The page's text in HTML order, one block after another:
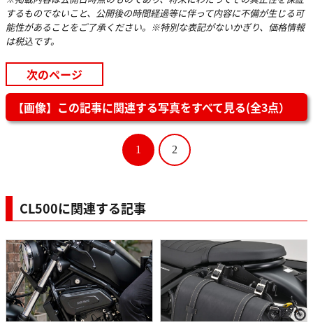
するものでないこと、公開後の時間経過等に伴って内容に不備が生じる可
能性があることをご了承ください。※特別な表記がないかぎり、価格情報
は税込です。
次のページ
【画像】この記事に関連する写真をすべて見る(全3点）
1 2
CL500に関連する記事